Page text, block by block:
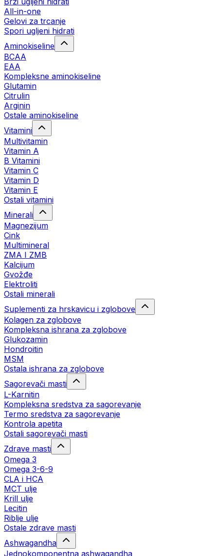
All-in-one
Gelovi za trcanje
Spori ugljeni hidrati
Aminokiseline
BCAA
ЕАА
Kompleksne aminokiseline
Glutamin
Citrulin
Arginin
Ostale aminokiseline
Vitamini
Multivitamin
Vitamin A
B Vitamini
Vitamin C
Vitamin D
Vitamin E
Ostali vitamini
Minerali
Magnezijum
Cink
Multimineral
ZMA I ZMB
Kalcijum
Gvožđe
Elektroliti
Ostali minerali
Suplementi za hrskavicu i zglobove
Kolagen za zglobove
Kompleksna ishrana za zglobove
Glukozamin
Hondroitin
MSM
Ostala ishrana za zglobove
Sagorevači masti
L-Karnitin
Kompleksna sredstva za sagorevanje
Termo sredstva za sagorevanje
Kontrola apetita
Ostali sagorevači masti
Zdrave masti
Omega 3
Omega 3-6-9
CLA i HCA
MCT ulje
Krill ulje
Lecitin
Riblje ulje
Ostale zdrave masti
Ashwagandha
Jednokomponentna ashwagandha